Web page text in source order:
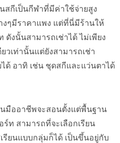
สกีเป็นกีฬาที่มีค่าใช้จ่ายสูง
งๆมีราคาแพง แต่ที่นี่มีร้านให้
งนั้นสามารถเช่าได้ ไม่เพียง
วเท่านั้นแต่ยังสามารถเช่า
ด้ อาทิ เช่น ชุดสกีและแว่นตาได้
มืออาชีพจะสอนตั้งแต่พื้นฐาน
ท สามารถที่จะเลือกเรียน
ยนแบบกลุ่มก็ได้ เป็นขึ้นอยู่กับ